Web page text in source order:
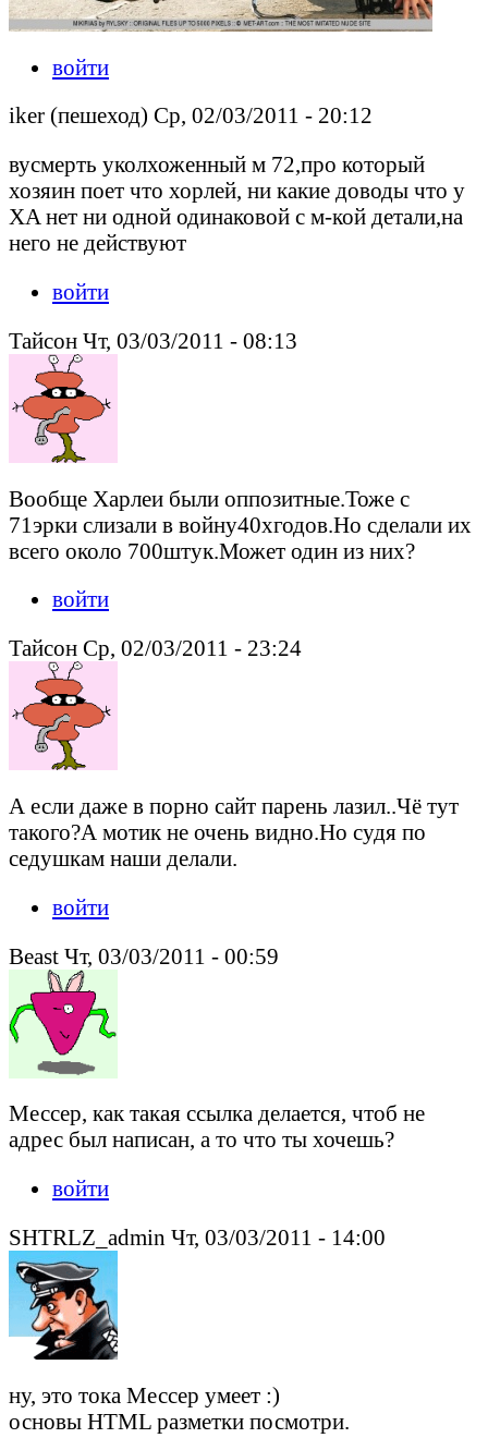
войти
iker (пешеход) Ср, 02/03/2011 - 20:12
вусмерть уколхоженный м 72,про который
хозяин поет что хорлей, ни какие доводы что у
XA нет ни одной одинаковой с м-кой детали,на
него не действуют
войти
Тайсон Чт, 03/03/2011 - 08:13
Вообще Харлеи были оппозитные.Тоже с
71эрки слизали в войну40хгодов.Но сделали их
всего около 700штук.Может один из них?
войти
Тайсон Ср, 02/03/2011 - 23:24
А если даже в порно сайт парень лазил..Чё тут
такого?А мотик не очень видно.Но судя по
седушкам наши делали.
войти
Beast Чт, 03/03/2011 - 00:59
Мессер, как такая ссылка делается, чтоб не
адрес был написан, а то что ты хочешь?
войти
SHTRLZ_admin Чт, 03/03/2011 - 14:00
ну, это тока Мессер умеет :)
основы HTML разметки посмотри.